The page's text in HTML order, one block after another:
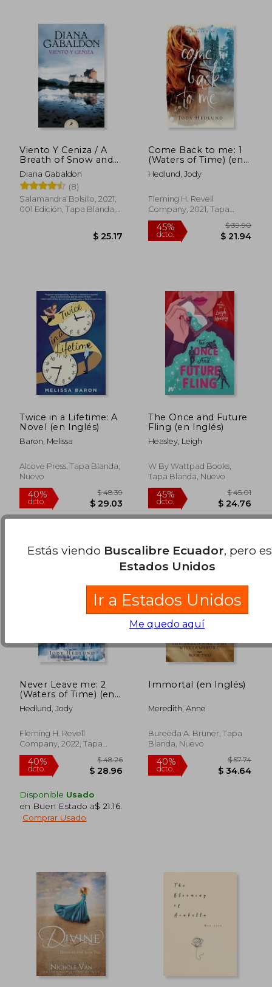
45%
dcto.
35%
dcto.
45%
dcto.
$ 51.98 45%
dcto.
Viento Y Ceniza / A
Breath of Snow and
Ashes
Diana Gabaldon
(8)
Salamandra Bolsillo, 2021,
001 Edición, Tapa Blanda,
$ 25.17
Come Back to me: 1
(Waters of Time) (en
Inglés)
Hedlund, Jody
Fleming H. Revell
Company, 2021, Tapa
Blanda, Nuevo
45%
dcto.
$
$
Twice in a Lifetime: A
Novel (en Inglés)
Baron, Melissa
Alcove Press, Tapa Blanda,
Nuevo
The Once and Future
Fling (en Inglés)
Heasley, Leigh
W By Wattpad Books,
Tapa Blanda, Nuevo
Never Leave me: 2
(Waters of Time) (en
Inglés)
Hedlund, Jody
Fleming H. Revell
Company, 2022, Tapa
Blanda, Nuevo
Disponible Usado
en Buen Estado a$ 21.16
Comprar Usado
Immortal (en Inglés)
Meredith, Anne
Bureeda A. Bruner, Tapa
Blanda, Nuevo
Estás viendo Buscalibre Ecuador, pero
Estados Unidos
Ir a Estados Unidos
Me quedo aquí